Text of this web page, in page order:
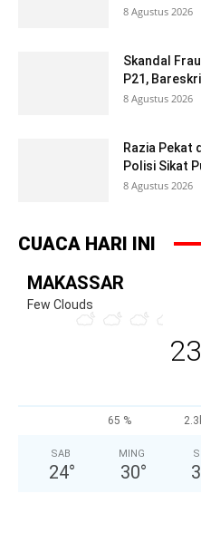
8 Agustus 2026
Skandal
P21,
8 Agustus 2026
Razia Pekat
Polisi Sikat
8 Agustus 2026
CUACA HARI INI
MAKASSAR
Few Clouds
65 %
SAB
24°
MING
30°